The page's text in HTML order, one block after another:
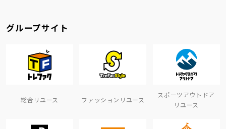
グループサイト
総合リユース ファッションリユース
スポーツアウトドア
リユース